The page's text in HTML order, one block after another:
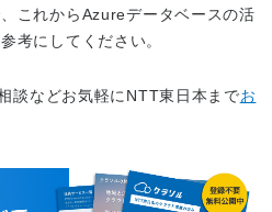
これからAzureデータベースの活
考にしてください。
談などお気軽にNTT東日本までお